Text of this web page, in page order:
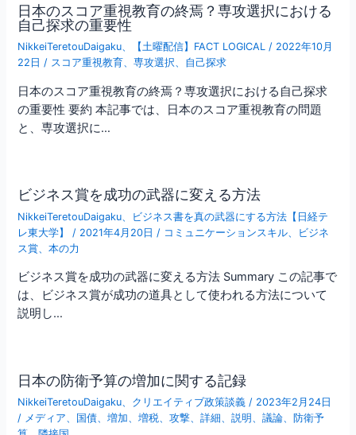
日本のスコア重視教育の終焉？専攻選択における
自己探求の重要性
NikkeiTeretouDaigaku 【土曜配信】FACT LOGICAL / 2022年10月
22日 / スコア重視教育 、専攻選択 自己探求
日本のスコア重視教育の終焉？専攻選択における自己探求
の重要性 要約 本記事では、日本のスコア重視教育の問題
と、専攻選択に…
ビジネス賞を成功の武器に変える方法
NikkeiTeretouDaigaku
ビジネス書を真の武器にする方法【日経テ
レ東大学】
/ 2021年4月20日 / コミュニケーションスキル
ビジネ
ス賞 、本の力
ビジネス賞を成功の武器に変える方法 Summary この記事で
は、ビジネス賞が成功の道具として使われる方法について
説明し…
日本の防衛予算の増加に関する記録
NikkeiTeretouDaigaku、 クリエイティブ政策談義 / 2023年2月24日
/ メディア、 国債、増加、増税、攻撃、詳細、説明 、議論、 防衛予